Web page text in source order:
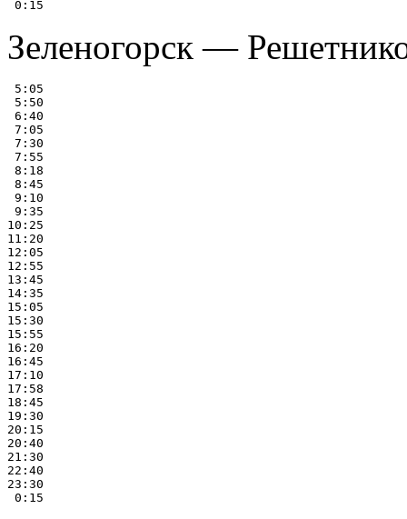
Зеленогорск —
5:05
5:50
6:40
7:05
7:30
7:55
8:18
8:45
9:10
9:35
10:25
11:20
12:05
12:55
13:45
14:35
15:05
15:30
15:55
16:20
16:45
17:10
17:58
18:45
19:30
20:15
20:40
21:30
22:40
23:30